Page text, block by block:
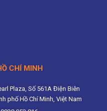
CHÍ MINH
Plaza, Số 561A Điện Biên
phố Hồ Chí Minh, Việt Nam